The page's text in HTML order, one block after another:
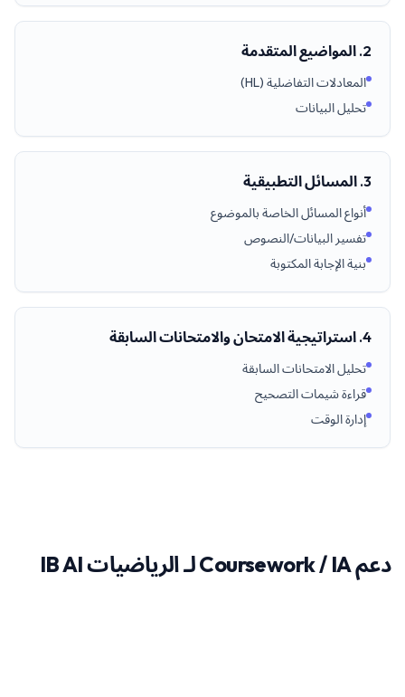
2. المواضيع المتقدمة
المعادلات التفاضلية (HL)
تحليل البيانات
3. المسائل التطبيقية
أنواع المسائل الخاصة بالموضوع
تفسير البيانات/النصوص
بنية الإجابة المكتوبة
4. استراتيجية الامتحان والامتحانات السابقة
تحليل الامتحانات السابقة
قراءة شيمات التصحيح
إدارة الوقت
دعم Coursework / IA لـ الرياضيات IB AI